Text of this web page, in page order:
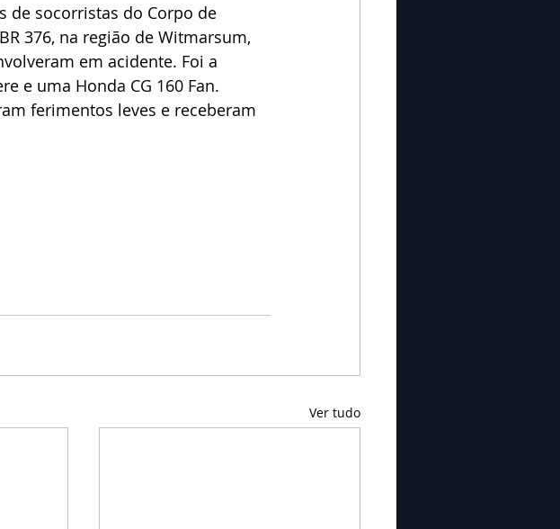
de socorristas do Corpo de
376, na região de Witmarsum,
em acidente. Foi a
e uma Honda CG 160 Fan.
ferimentos leves e receberam
Ver tudo